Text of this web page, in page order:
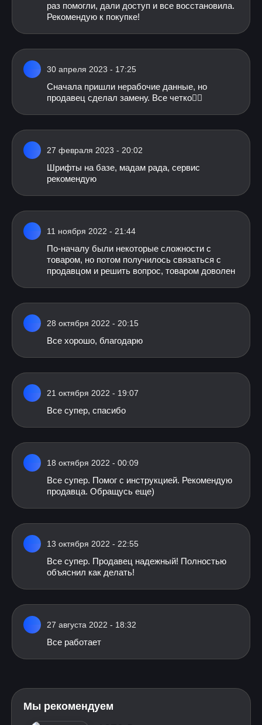
раз помогли, дали доступ и все восстановила.
Рекомендую к покупке!
30 апреля 2023 - 17:25
Сначала пришли нерабочие данные, но
продавец сделал замену. Все четко👍🏻
27 февраля 2023 - 20:02
Шрифты на базе, мадам рада, сервис
рекомендую
11 ноября 2022 - 21:44
По-началу были некоторые сложности с
товаром, но потом получилось связаться с
продавцом и решить вопрос, товаром доволен
28 октября 2022 - 20:15
Все хорошо, благодарю
21 октября 2022 - 19:07
Все супер, спасибо
18 октября 2022 - 00:09
Все супер. Помог с инструкцией. Рекомендую
продавца. Обращусь еще)
13 октября 2022 - 22:55
Все супер. Продавец надежный! Полностью
объяснил как делать!
27 августа 2022 - 18:32
Все работает
Мы рекомендуем